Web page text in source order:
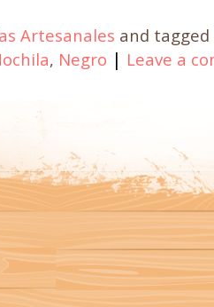
Artesanales and tagged
, Negro | Leave a